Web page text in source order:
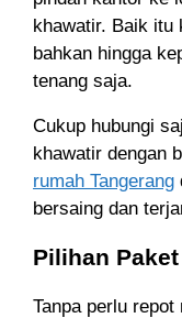
khawatir. Baik itu
bahkan hingga
tenang saja.
Cukup hubungi
khawatir dengan
rumah Tangerang
bersaing dan
Pilihan
Tanpa perlu